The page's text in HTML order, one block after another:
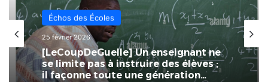
Échos des Écoles
17 février 2026
Togo : FOCEN pour améliorer la
qualité grâce à la formation
continue des enseignants